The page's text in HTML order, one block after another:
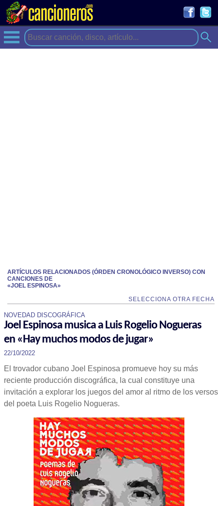
ARTÍCULOS RELACIONADOS (ÓRDEN CRONOLÓGICO INVERSO) CON
CANCIONES DE
«JOEL ESPINOSA»
SELECCIONA OTRA FECHA
NOVEDAD DISCOGRÁFICA
Joel Espinosa musica a Luis Rogelio Nogueras
en «Hay muchos modos de jugar»
22/10/2022
El trovador cubano Joel Espinosa promueve hoy su más
reciente producción discográfica, la cual constituye una
invitación a explorar los juegos del amor al ritmo de los versos
del poeta Luis Rogelio Nogueras.